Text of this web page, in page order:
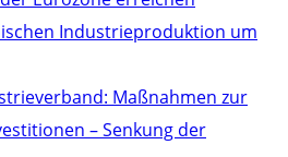
Industrieproduktion um
Maßnahmen zur
– Senkung der